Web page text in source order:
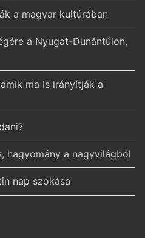
a magyar kultúrában
a Nyugat-Dunántúlon,
ma is irányítják a
hagyomány a nagyvilágból
nap szokása